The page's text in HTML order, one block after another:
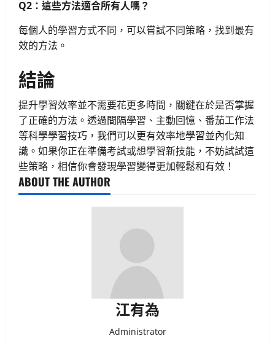
Q2：這些方法適合所有人嗎？
每個人的學習方式不同，可以嘗試不同策略，找到最有
效的方法。
結論
提升學習效率並不需要花更多時間，關鍵在於是否掌握
了正確的方法。透過間隔學習、主動回憶、番茄工作法
等科學學習技巧，我們可以更有效率地學習並內化知
識。如果你正在準備考試或想學習新技能，不妨試試這
些策略，相信你會發現學習變得更加輕鬆和有效！
ABOUT THE AUTHOR
江有為
Administrator